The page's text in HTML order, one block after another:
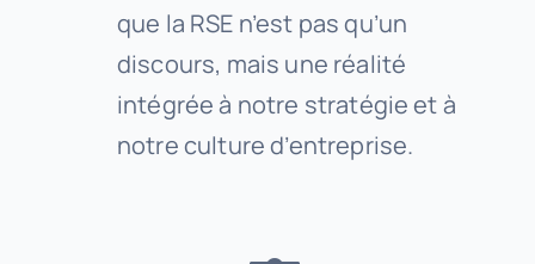
que la RSE n’est pas qu’un
discours, mais une réalité
intégrée à notre stratégie et à
notre culture d’entreprise.